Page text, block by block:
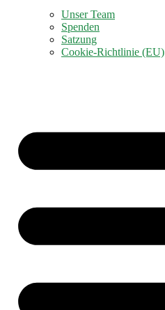
Unser Team
Spenden
Satzung
Cookie-Richtlinie (EU)